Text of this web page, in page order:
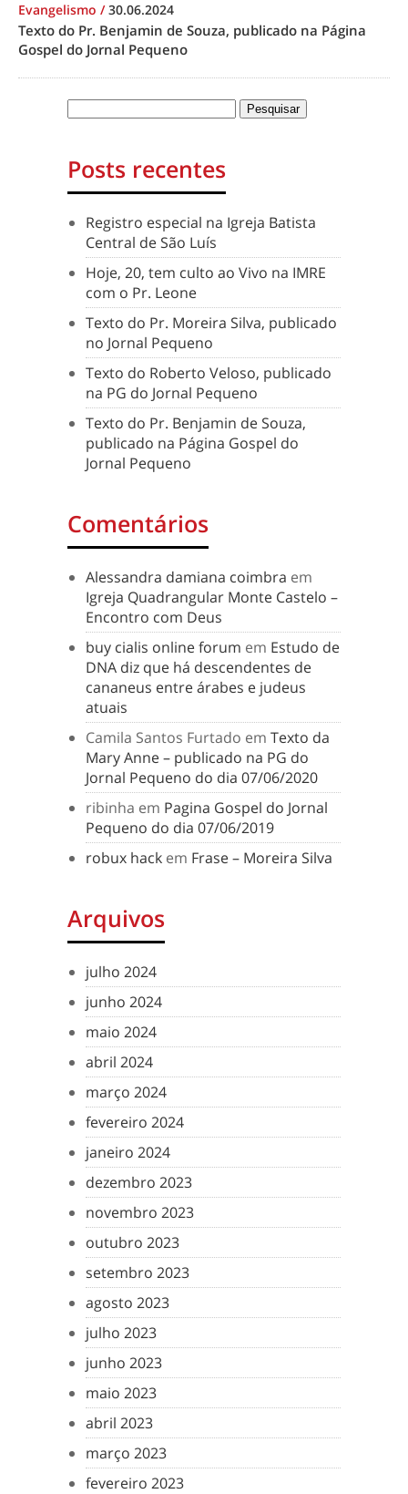
Evangelismo /30.06.2024
Texto do Pr. Benjamin de Souza, publicado na Página
Gospel do Jornal Pequeno
Posts recentes
Registro especial na Igreja Batista
Central de São Luís
Hoje, 20, tem culto ao Vivo na IMRE
com o Pr. Leone
Texto do Pr. Moreira Silva, publicado
no Jornal Pequeno
Texto do Roberto Veloso, publicado
na PG do Jornal Pequeno
Texto do Pr. Benjamin de Souza,
publicado na Página Gospel do
Jornal Pequeno
Comentários
Alessandra damiana coimbra em
Igreja Quadrangular Monte Castelo –
Encontro com Deus
buy cialis online forum em Estudo de
DNA diz que há descendentes de
cananeus entre árabes e judeus
atuais
Camila Santos Furtado em Texto da
Mary Anne – publicado na PG do
Jornal Pequeno do dia 07/06/2020
ribinha em Pagina Gospel do Jornal
Pequeno do dia 07/06/2019
robux hack em Frase – Moreira Silva
Arquivos
julho 2024
junho 2024
maio 2024
abril 2024
março 2024
fevereiro 2024
janeiro 2024
dezembro 2023
novembro 2023
outubro 2023
setembro 2023
agosto 2023
julho 2023
junho 2023
maio 2023
abril 2023
março 2023
fevereiro 2023